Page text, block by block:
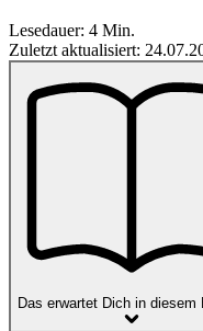
Lesedauer: 4 Min.
Zuletzt aktualisiert:
Das erwartet Dich in diesem